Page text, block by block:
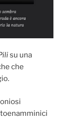
su una
che